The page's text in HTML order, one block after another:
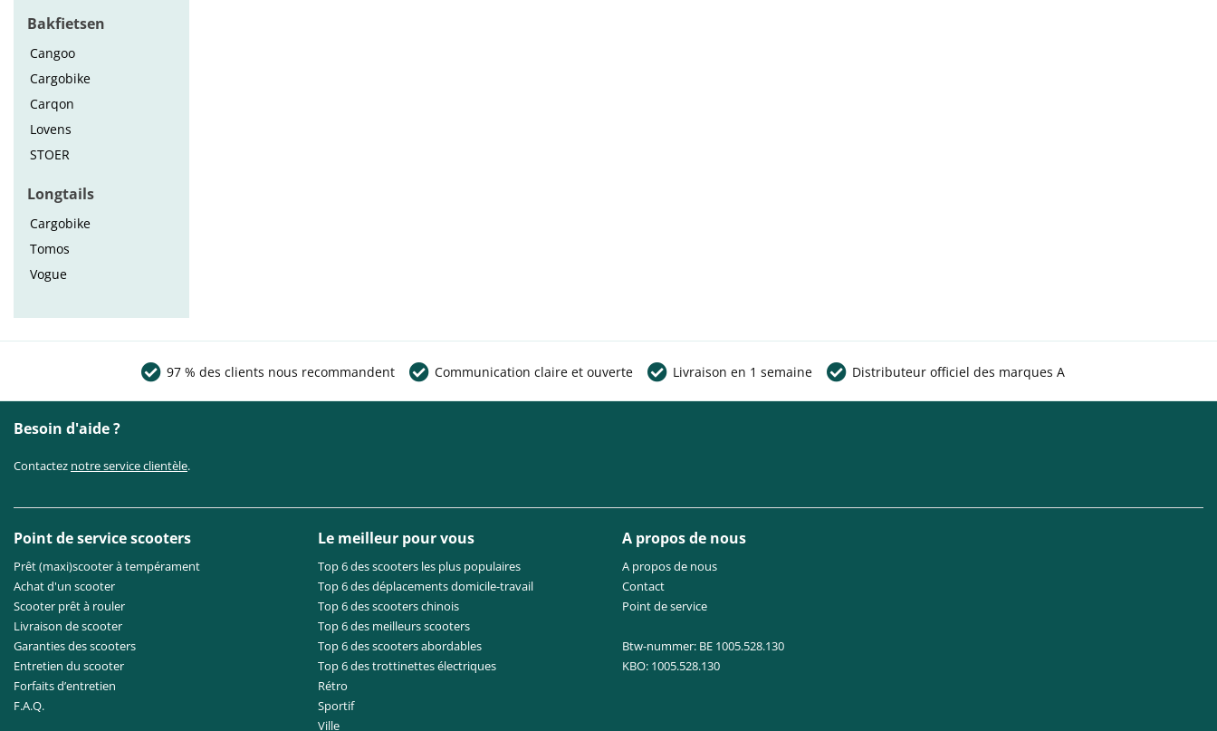
Bakfietsen
Cangoo
Cargobike
Carqon
Lovens
STOER
Longtails
Cargobike
Tomos
Vogue
97 % des clients nous recommandent Communication claire et ouverte Livraison en 1 semaine Distributeur officiel des marques A
Besoin d'aide ?
Contactez notre service clientèle.
Point de service scooters
Prêt (maxi)scooter à tempérament
Achat d'un scooter
Scooter prêt à rouler
Livraison de scooter
Garanties des scooters
Entretien du scooter
Forfaits d’entretien
F.A.Q.
Le meilleur pour vous
Top 6 des scooters les plus populaires
Top 6 des déplacements domicile-travail
Top 6 des scooters chinois
Top 6 des meilleurs scooters
Top 6 des scooters abordables
Top 6 des trottinettes électriques
Rétro
Sportif
Ville
A propos de nous
A propos de nous
Contact
Point de service
Btw-nummer: BE 1005.528.130
KBO: 1005.528.130